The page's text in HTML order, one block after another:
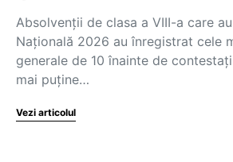
Absolvenții de clasa a VIII-a care
Națională 2026 au înregistrat cele
generale de 10 înainte de
mai puține…
Vezi articolul